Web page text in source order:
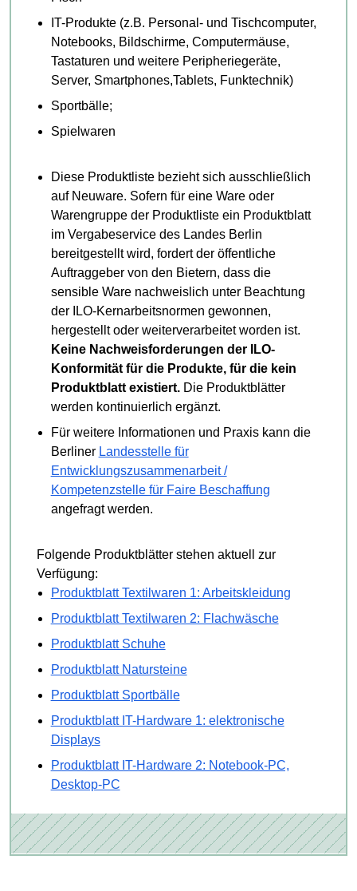
IT-Produkte (z.B. Personal- und Tischcomputer,
Notebooks, Bildschirme, Computermäuse,
Tastaturen und weitere Peripheriegeräte,
Server, Smartphones,Tablets, Funktechnik)
Sportbälle;
Spielwaren
Diese Produktliste bezieht sich ausschließlich
auf Neuware. Sofern für eine Ware oder
Warengruppe der Produktliste ein Produktblatt
im Vergabeservice des Landes Berlin
bereitgestellt wird, fordert der öffentliche
Auftraggeber von den Bietern, dass die
sensible Ware nachweislich unter Beachtung
der ILO-Kernarbeitsnormen gewonnen,
hergestellt oder weiterverarbeitet worden ist.
Keine Nachweisforderungen der ILO-
Konformität für die Produkte, für die kein
Produktblatt existiert.Die Produktblätter
werden kontinuierlich ergänzt.
Für weitere Informationen und Praxis kann die
Berliner Landesstelle für
Entwicklungszusammenarbeit /
Kompetenzstelle für Faire Beschaffung
angefragt werden.
Folgende Produktblätter stehen aktuell zur
Verfügung:
Produktblatt Textilwaren 1: Arbeitskleidung
Produktblatt Textilwaren 2: Flachwäsche
Produktblatt Schuhe
Produktblatt Natursteine
Produktblatt Sportbälle
Produktblatt IT-Hardware 1: elektronische
Displays
Produktblatt IT-Hardware 2: Notebook-PC,
Desktop-PC